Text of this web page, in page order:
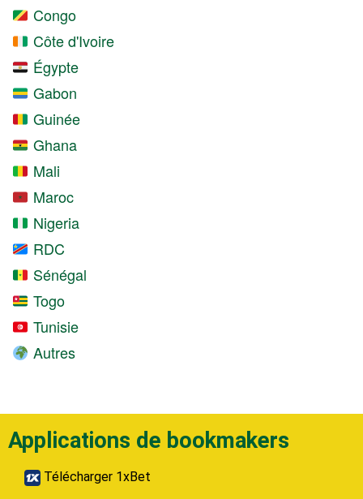
Congo
Côte d'Ivoire
Égypte
Gabon
Guinée
Ghana
Mali
Maroc
Nigeria
RDC
Sénégal
Togo
Tunisie
Autres
Applications de bookmakers
Télécharger 1xBet